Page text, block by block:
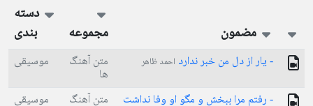
مضمون مجموعه
دسته
بندی
- یار از دل من خبر ندارد احمد ظاهر متن آهنگ
ها
موسیقی
- رفتم مرا ببخش و مگو او وفا نداشت متن آهنگ موسیقی